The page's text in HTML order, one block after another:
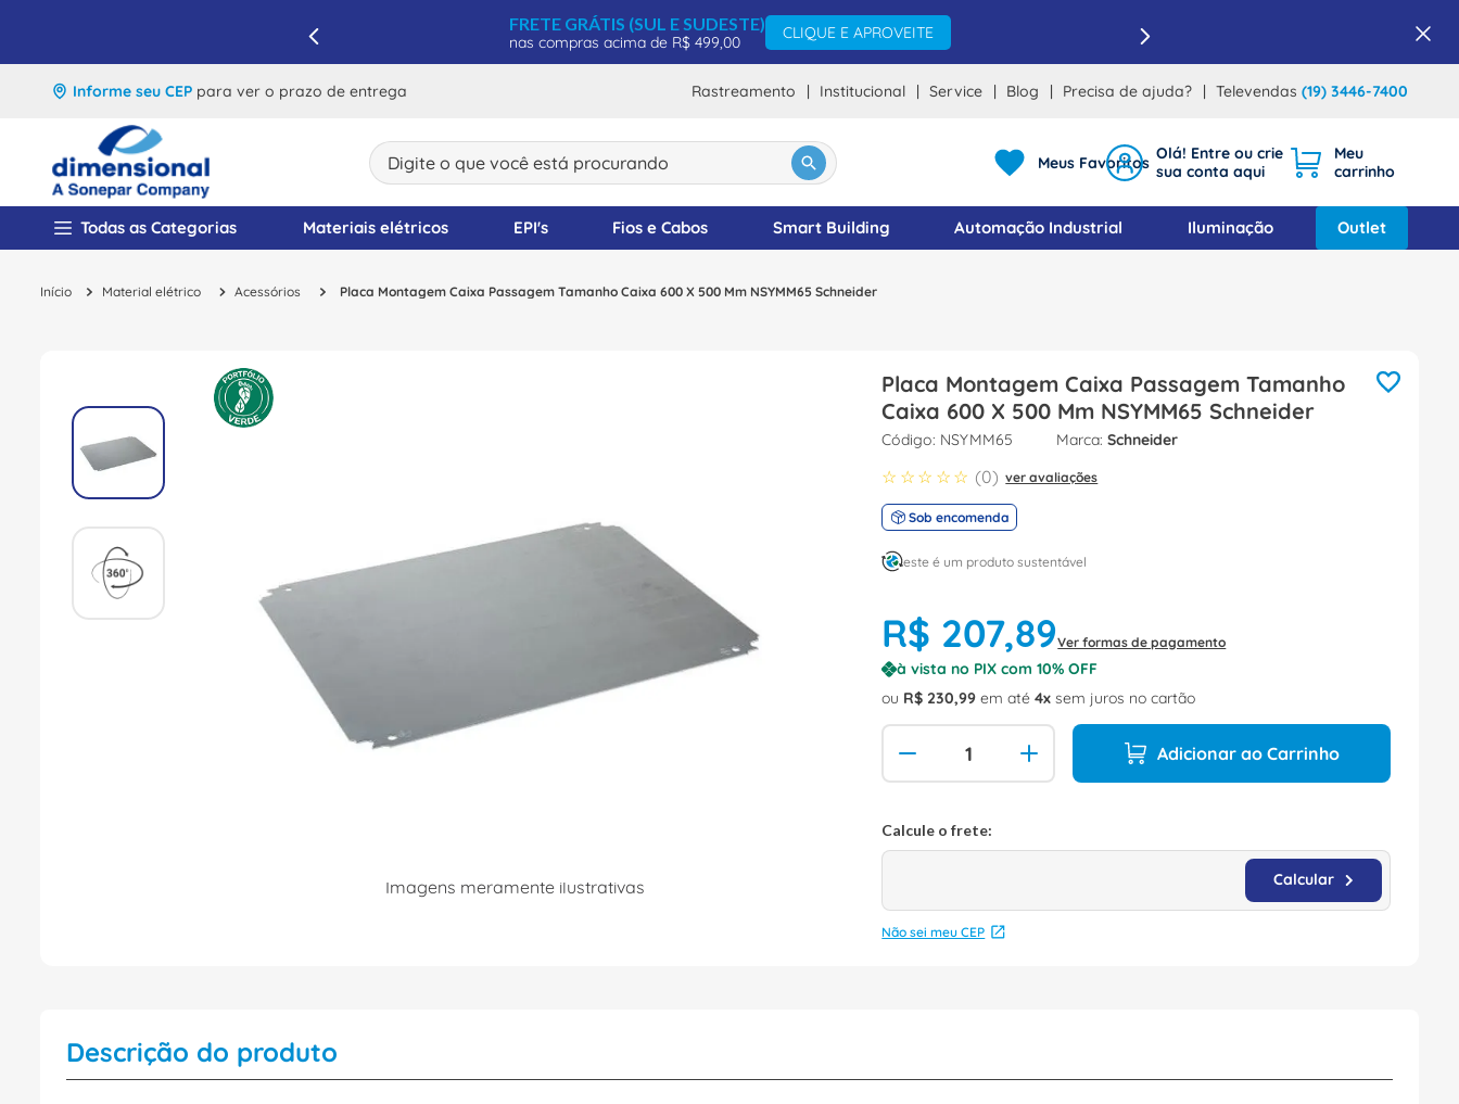
FRETE GRÁTIS (SUL E SUDESTE)
nas compras acima de R$ 499,00
CLIQUE E APROVEITE
Informe seu CEP para ver o prazo de entrega Rastreamento Institucional Service Blog Precisa de ajuda? Televendas (19) 3446-7400
Digite o que você está procurando
Meus Favoritos
Todas as Categorias Materiais elétricos EPI's Fios e Cabos Smart Building Automação Industrial Iluminação Outlet
Material elétrico Acessórios Placa Montagem Caixa Passagem Tamanho Caixa 600 X 500 Mm NSYMM65 Schneider
Imagens meramente ilustrativas
Placa Montagem Caixa Passagem Tamanho
Caixa 600 X 500 Mm NSYMM65 Schneider
: NSYMM65 Schneider
☆ ☆ ☆ ☆ ☆ (0) ver avaliações
Sob encomenda
este é um produto sustentável
R$ 207,89Ver formas de pagamento
à vista no PIX com10% OFF
ou R$ 230,99 em até4 sem juros no cartão
Adicionar ao Carrinho
Não sei meu CEP
Descrição do produto
1º disjuntor
2 cabo flexivel
orion schneider